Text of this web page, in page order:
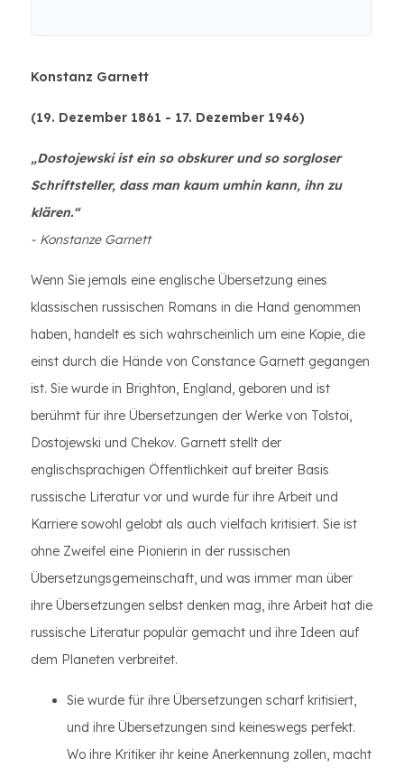
Konstanz Garnett
(19. Dezember 1861 - 17. Dezember 1946)
„Dostojewski ist ein so obskurer und so sorgloser
Schriftsteller, dass man kaum umhin kann, ihn zu
klären.“
- Konstanze Garnett
Wenn Sie jemals eine englische Übersetzung eines
klassischen russischen Romans in die Hand genommen
haben, handelt es sich wahrscheinlich um eine Kopie, die
einst durch die Hände von Constance Garnett gegangen
ist. Sie wurde in Brighton, England, geboren und ist
berühmt für ihre Übersetzungen der Werke von Tolstoi,
Dostojewski und Chekov. Garnett stellt der
englischsprachigen Öffentlichkeit auf breiter Basis
russische Literatur vor und wurde für ihre Arbeit und
Karriere sowohl gelobt als auch vielfach kritisiert. Sie ist
ohne Zweifel eine Pionierin in der russischen
Übersetzungsgemeinschaft, und was immer man über
ihre Übersetzungen selbst denken mag, ihre Arbeit hat die
russische Literatur populär gemacht und ihre Ideen auf
dem Planeten verbreitet.
Sie wurde für ihre Übersetzungen scharf kritisiert,
und ihre Übersetzungen sind keineswegs perfekt.
Wo ihre Kritiker ihr keine Anerkennung zollen, macht